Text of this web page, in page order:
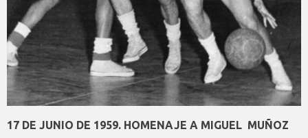
17 DE JUNIO DE 1959. HOMENAJE A MIGUEL MUÑOZ